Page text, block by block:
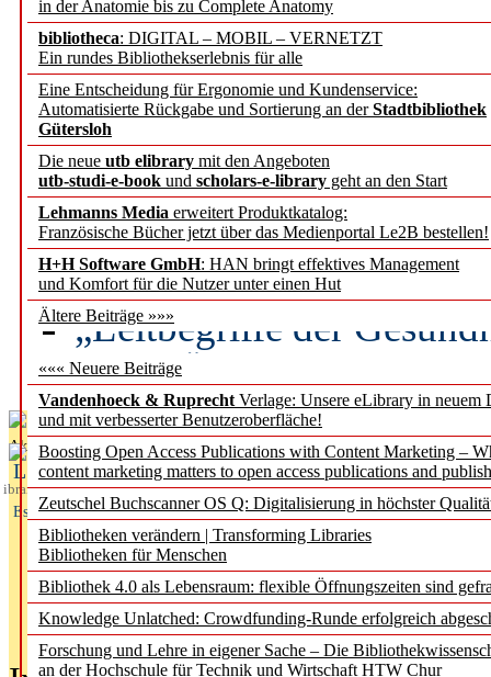
in der Anatomie bis zu Complete Anatomy
bibliotheca: DIGITAL – MOBIL – VERNETZT
Ein rundes Bibliothekserlebnis für alle
Eine Entscheidung für Ergonomie und Kundenservice:
Automatisierte Rückgabe und Sortierung an derStadtbibliothek
Gütersloh
Die neue utb elibrary mit den Angeboten
utb-studi-e-book und scholars-e-library geht an den Start
Lehmanns Media erweitert Produktkatalog:
Französische Bücher jetzt über das Medienportal Le2B bestellen!
H+H Software GmbH: HAN bringt effektives Management
und Komfort für die Nutzer unter einen Hut
Ältere Beiträge »»»
««« Neuere Beiträge
Vandenhoeck & Ruprecht Verlage: Unsere eLibrary in neuem
und mit verbesserter Benutzeroberfläche!
Boosting Open Access Publications with Content Marketing –
content marketing matters to open access publications and
Zeutschel Buchscanner OS Q: Digitalisierung in höchster
Bibliotheken verändern | Transforming Libraries
Bibliotheken für Menschen
Bibliothek 4.0 als Lebensraum: flexible Öffnungszeiten sind
Knowledge Unlatched: Crowdfunding-Runde erfolgreich
Forschung und Lehre in eigener Sache – Die
an der Hochschule für Technik und Wirtschaft HTW Chur
EBSCO Information
Recherchefunktionen in
Sorbisches Institut neu
Geschichte und
Künstliche Intelligenz
besser zu verstehen
„Leitbegriffe der
des BIÖG erscheinen
Aktuelles aus
L
ibrary
Essentials